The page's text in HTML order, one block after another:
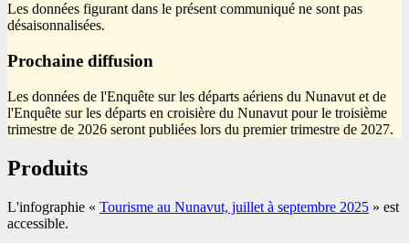
Les données figurant dans le présent communiqué ne sont pas
désaisonnalisées.
Prochaine diffusion
Les données de l'Enquête sur les départs aériens du Nunavut et de
l'Enquête sur les départs en croisière du Nunavut pour le troisième
trimestre de 2026 seront publiées lors du premier trimestre de 2027.
Produits
L'infographie « Tourisme au Nunavut, juillet à septembre 2025 » est
accessible.